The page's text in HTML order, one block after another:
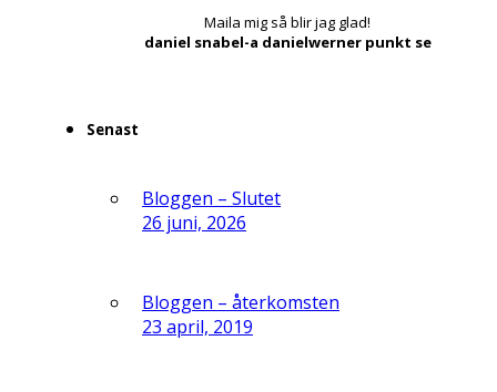
Maila mig så blir jag glad!
daniel snabel-a danielwerner punkt se
Senast
Bloggen – Slutet
26 juni, 2026
Bloggen – återkomsten
23 april, 2019